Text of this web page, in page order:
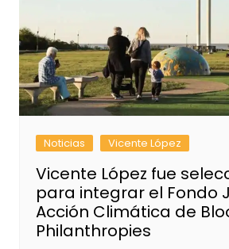
Noticias Vicente López
Vicente López fue
para integrar el Fondo
Acción Climática de
Philanthropies